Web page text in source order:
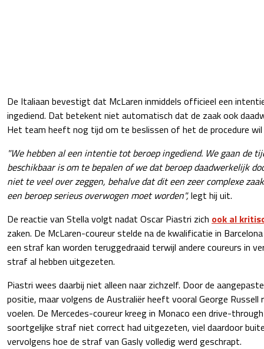
De Italiaan bevestigt dat McLaren inmiddels officieel een
ingediend. Dat betekent niet automatisch dat de zaak ook
Het team heeft nog tijd om te beslissen of het de procedure
"We hebben al een intentie tot beroep ingediend. We gaan de
beschikbaar is om te bepalen of we dat beroep daadwerkelijk
niet te veel over zeggen, behalve dat dit een zeer complexe
een beroep serieus overwogen moet worden",legt hij uit.
De reactie van Stella volgt nadat Oscar Piastri zich ook al
zaken. De McLaren-coureur stelde na de kwalificatie in
een straf kan worden teruggedraaid terwijl andere coureurs in
straf al hebben uitgezeten.
Piastri wees daarbij niet alleen naar zichzelf. Door de
positie, maar volgens de Australiër heeft vooral George Russell
voelen. De Mercedes-coureur kreeg in Monaco een drive-
soortgelijke straf niet correct had uitgezeten, viel daardoor
vervolgens hoe de straf van Gasly volledig werd geschrapt.